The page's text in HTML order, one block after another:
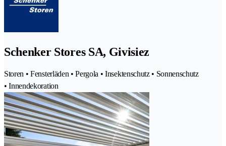
Schenker Stores SA, Givisiez
Storen • Fensterläden • Pergola • Insektenschutz • Sonnenschutz
• Innendekoration